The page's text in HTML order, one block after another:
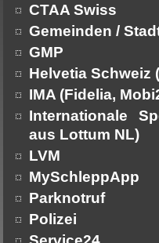
CTAA Swiss
Gemeinden /
GMP
Helvetia Schweiz
IMA (Fidelia,
Internationale
aus Lottum NL)
LVM
MySchleppApp
Parknotruf
Polizei